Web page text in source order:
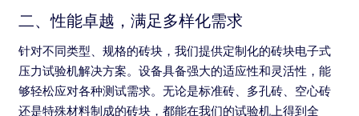
二、性能卓越，满足多样化需求
针对不同类型、规格的砖块，我们提供定制化的砖块电子式
压力试验机解决方案。设备具备强大的适应性和灵活性，能
够轻松应对各种测试需求。无论是标准砖、多孔砖、空心砖
还是特殊材料制成的砖块，都能在我们的试验机上得到全